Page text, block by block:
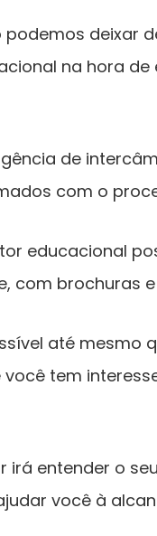
podemos deixar
na hora
de
com o
educacional
com brochuras
até mesmo
tem
irá entender o
você à